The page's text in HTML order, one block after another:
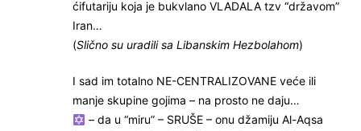
ćifutariju koja je bukvlano VLADALA tzv “državom”
Iran…
(Slično su uradili sa Libanskim Hezbolahom)
I sad im totalno NE-CENTRALIZOVANE veće ili
manje skupine gojima – na prosto ne daju…
– da u “miru” – SRUŠE – onu džamiju Al-Aqsa